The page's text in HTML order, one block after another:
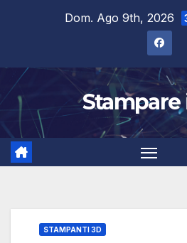
Dom. Ago 9th, 2026
Stampare
STAMPANTI 3D